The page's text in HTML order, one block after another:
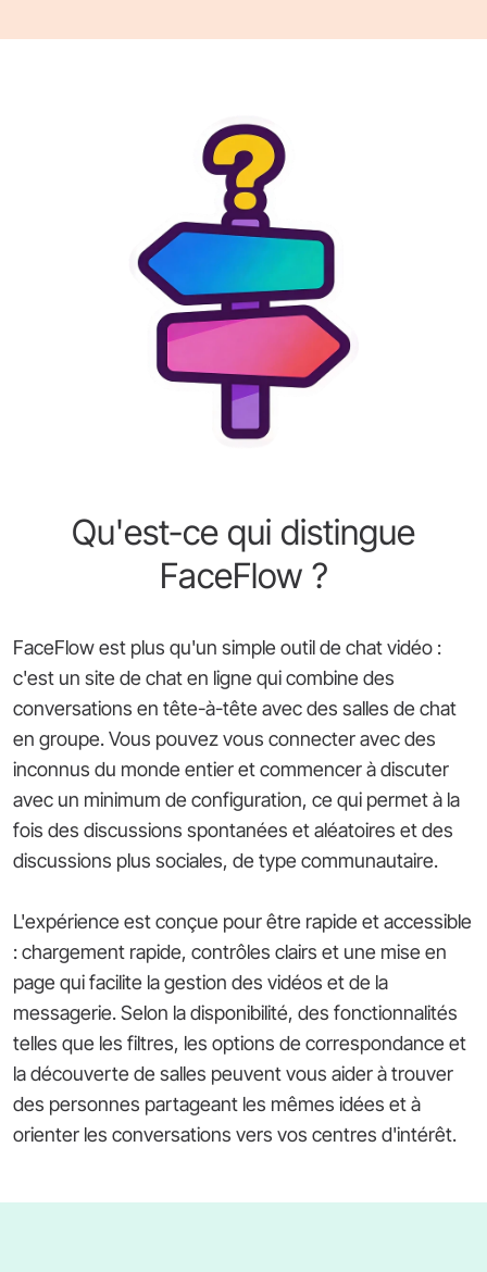
Qu'est-ce qui distingue
FaceFlow ?
FaceFlow est plus qu'un simple outil de chat vidéo :
c'est un site de chat en ligne qui combine des
conversations en tête-à-tête avec des salles de chat
en groupe. Vous pouvez vous connecter avec des
inconnus du monde entier et commencer à discuter
avec un minimum de configuration, ce qui permet à la
fois des discussions spontanées et aléatoires et des
discussions plus sociales, de type communautaire.
L'expérience est conçue pour être rapide et accessible
: chargement rapide, contrôles clairs et une mise en
page qui facilite la gestion des vidéos et de la
messagerie. Selon la disponibilité, des fonctionnalités
telles que les filtres, les options de correspondance et
la découverte de salles peuvent vous aider à trouver
des personnes partageant les mêmes idées et à
orienter les conversations vers vos centres d'intérêt.